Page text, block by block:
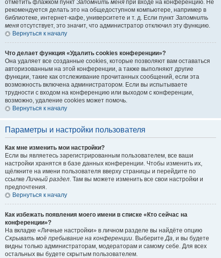
отметить флажком пункт Запомнить меня при входе на конференцию. Не
рекомендуется делать это на общедоступном компьютере, например в
библиотеке, интернет-кафе, университете и т. д. Если пункт Запомнить
меня отсутствует, это значит, что администратор отключил эту функцию.
Вернуться к началу
Что делает функция «Удалить cookies конференции»?
Она удаляет все созданные cookies, которые позволяют вам оставаться
авторизованным на этой конференции, а также выполняют другие
функции, такие как отслеживание прочитанных сообщений, если эта
возможность включена администратором. Если вы испытываете
трудности с входом на конференцию или выходом с конференции,
возможно, удаление cookies может помочь.
Вернуться к началу
Параметры и настройки пользователя
Как мне изменить мои настройки?
Если вы являетесь зарегистрированным пользователем, все ваши
настройки хранятся в базе данных конференции. Чтобы изменить их,
щёлкните на имени пользователя вверху страницы и перейдите по
ссылкеЛичный раздел. Там вы можете изменить все свои настройки и
предпочтения.
Вернуться к началу
Как избежать появления моего имени в списке «Кто сейчас на
конференции»?
На вкладке «Личные настройки» в личном разделе вы найдёте опцию
Скрывать моё пребывание на конференции. ВыберитеДа, и вы будете
видны только администраторам, модераторам и самому себе. Для всех
остальных вы будете скрытым пользователем.